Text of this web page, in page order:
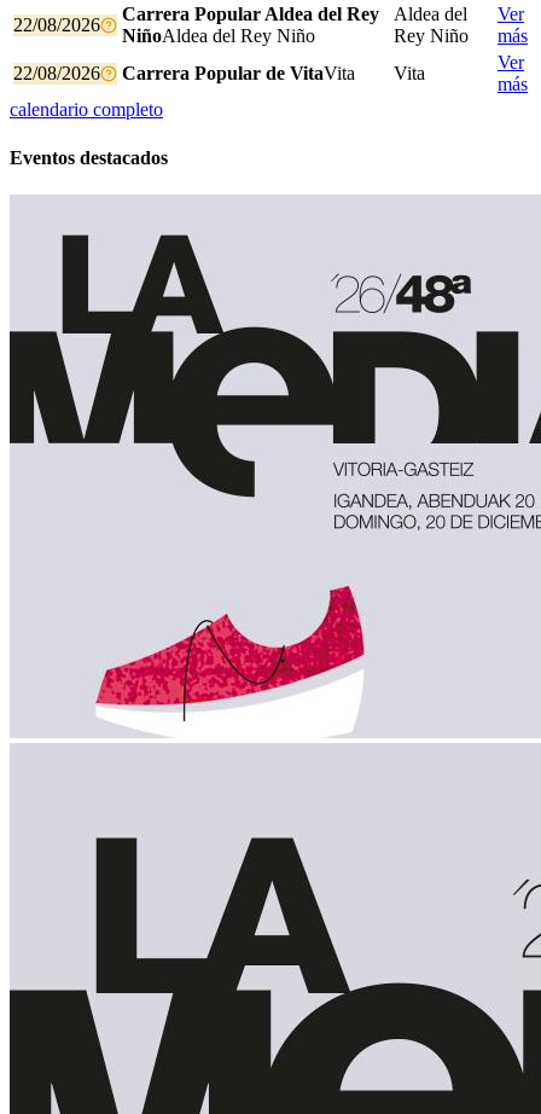
22/08/2026
Carrera Popular Aldea del Rey
NiñoAldea del Rey Niño
Aldea del
Rey Niño
Ver
más
22/08/2026
Carrera Popular de VitaVita Vita
Ver
más
calendario completo
Eventos destacados